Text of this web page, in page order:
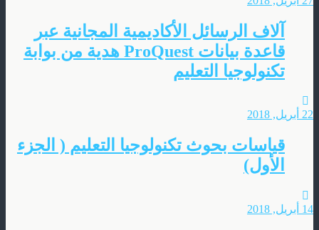
آلاف الرسائل الأكاديمية المجانية عبر
قاعدة بيانات ProQuest هدية من بوابة
تكنولوجيا التعليم
22 أبريل, 2018
قياسات بحوث تكنولوجيا التعليم ( الجزء
الأول)
14 أبريل, 2018